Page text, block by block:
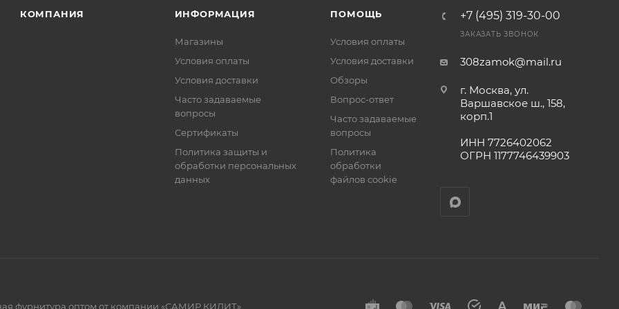
отображена в высланном счете после проверки товара на
КОМПАНИЯ ИНФОРМАЦИЯ
Магазины
Условия оплаты
Условия доставки
Часто задаваемые
вопросы
Сертификаты
Политика защиты и
обработки персональных
данных
ПОМОЩЬ
Условия оплаты
Условия доставки
Обзоры
Вопрос-ответ
Часто задаваемые
вопросы
Политика
обработки
файлов cookie
+7 (495) 319-30-00
ЗАКАЗАТЬ ЗВОНОК
308zamok@mail.ru
г. Москва, ул.
Варшавское ш., 158,
корп.1
ИНН 7726402062
ОГРН 1177746439903
фурнитура оптом от компании «САМИР КИЛИТ»